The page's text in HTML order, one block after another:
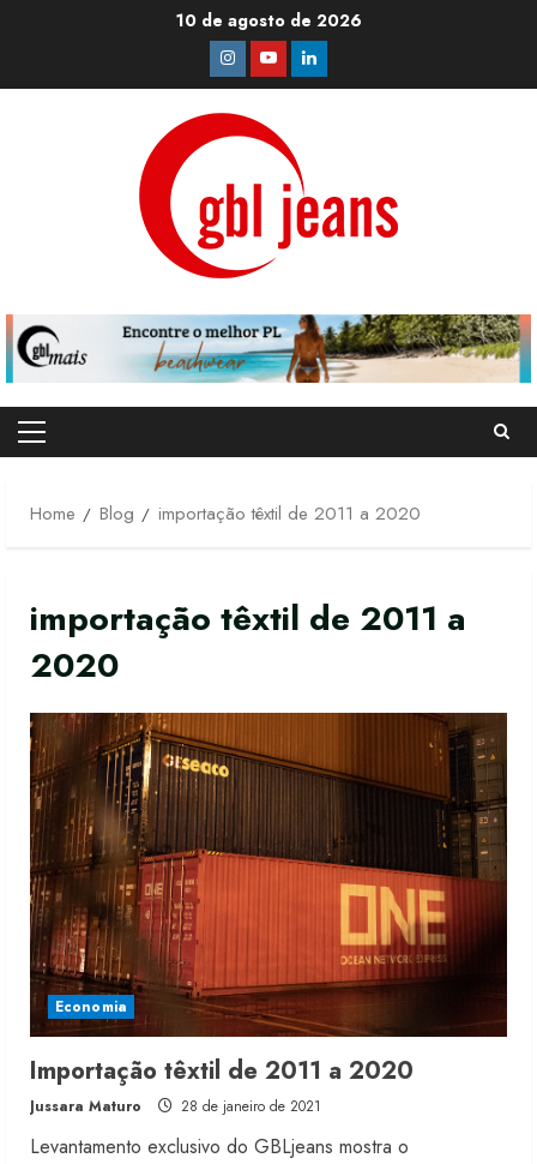
10 de agosto de 2026
Instagram
YoutubeLinkedin
Primary
Home
Blog importação têxtil de 2011 a 2020
importação têxtil de 2011 a
2020
Economia
Importação têxtil de 2011 a 2020
Jussara Maturo 28 de janeiro de 2021
Levantamento exclusivo do GBLjeans mostra o
produtos licenciados
6 de agosto de 2026